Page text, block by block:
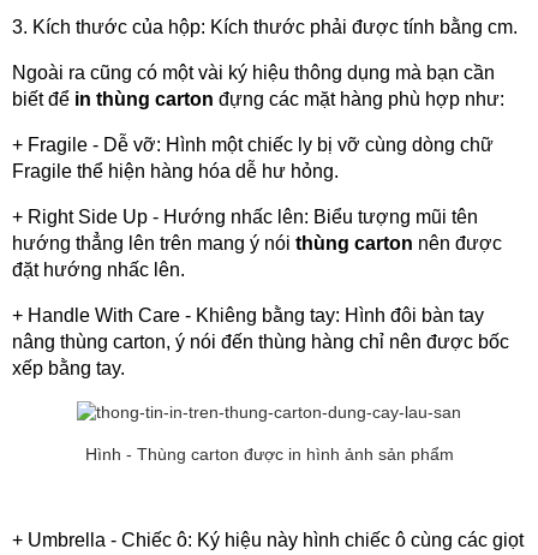
3. Kích thước của hộp: Kích thước phải được tính bằng cm.
Ngoài ra cũng có một vài ký hiệu thông dụng mà bạn cần
biết để in thùng carton đựng các mặt hàng phù hợp như:
+ Fragile - Dễ vỡ: Hình một chiếc ly bị vỡ cùng dòng chữ
Fragile thể hiện hàng hóa dễ hư hỏng.
+ Right Side Up - Hướng nhấc lên: Biểu tượng mũi tên
hướng thẳng lên trên mang ý nói thùng carton nên được
đặt hướng nhấc lên.
+ Handle With Care - Khiêng bằng tay: Hình đôi bàn tay
nâng thùng carton, ý nói đến thùng hàng chỉ nên được bốc
xếp bằng tay.
Hình - Thùng carton được in hình ảnh sản phẩm
+ Umbrella - Chiếc ô: Ký hiệu này hình chiếc ô cùng các giọt